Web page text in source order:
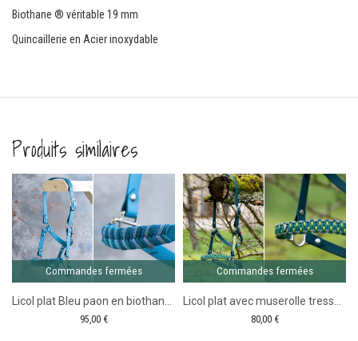
Biothane ® véritable 19 mm
Quincaillerie en Acier inoxydable
Produits similaires
Commandes fermées
95,00 €
Commandes fermées
80,00 €